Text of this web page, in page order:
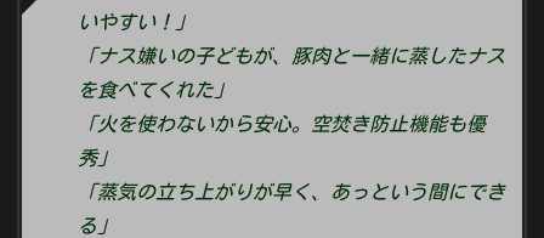
いやすい！」
「ナス嫌いの子どもが、豚肉と一緒に蒸したナス
を食べてくれた」
「火を使わないから安心。空焚き防止機能も優
秀」
「蒸気の立ち上がりが早く、あっという間にでき
る」